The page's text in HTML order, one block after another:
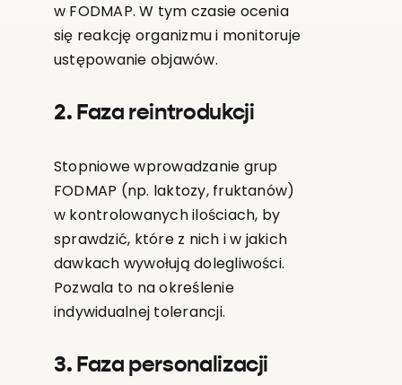
w FODMAP. W tym czasie ocenia
się reakcję organizmu i monitoruje
ustępowanie objawów.
2. Faza reintrodukcji
Stopniowe wprowadzanie grup
FODMAP (np. laktozy, fruktanów)
w kontrolowanych ilościach, by
sprawdzić, które z nich i w jakich
dawkach wywołują dolegliwości.
Pozwala to na określenie
indywidualnej tolerancji.
3. Faza personalizacji